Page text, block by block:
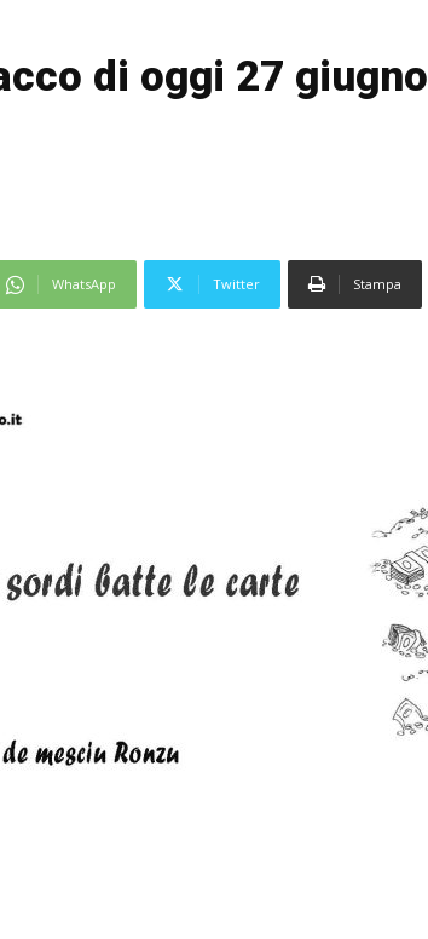
di oggi 27 giugno
WhatsApp Twitter Stampa